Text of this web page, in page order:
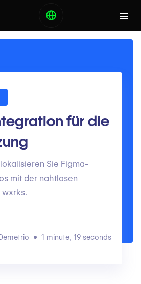
für die
Sie Figma-
mit der nahtlosen
1 minute, 19 seconds